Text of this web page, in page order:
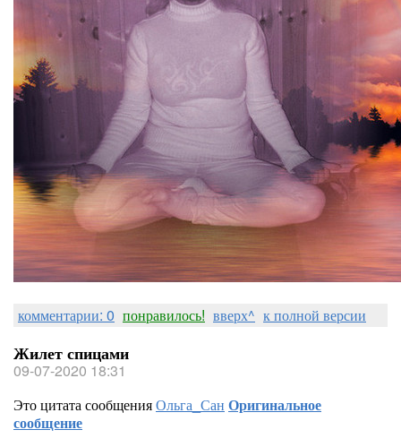
комментарии: 0 понравилось! вверх^ к полной версии
Жилет спицами
09-07-2020 18:31
Это цитата сообщенияОльга_Сан Оригинальное
сообщение